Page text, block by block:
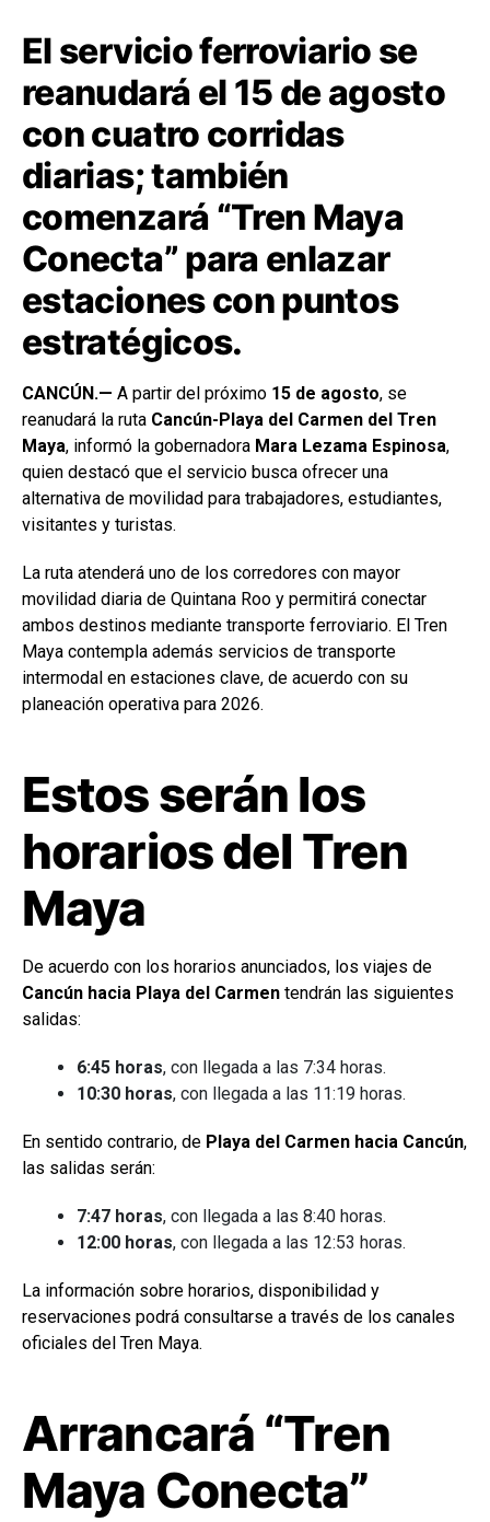
El servicio ferroviario se
reanudará el 15 de agosto
con cuatro corridas
diarias; también
comenzará “Tren Maya
Conecta” para enlazar
estaciones con puntos
estratégicos.
CANCÚN.— A partir del próximo 15 de agosto, se
reanudará la ruta Cancún-Playa del Carmen del Tren
Maya, informó la gobernadora Mara Lezama Espinosa,
quien destacó que el servicio busca ofrecer una
alternativa de movilidad para trabajadores, estudiantes,
visitantes y turistas.
La ruta atenderá uno de los corredores con mayor
movilidad diaria de Quintana Roo y permitirá conectar
ambos destinos mediante transporte ferroviario. El Tren
Maya contempla además servicios de transporte
intermodal en estaciones clave, de acuerdo con su
planeación operativa para 2026.
Estos serán los
horarios del Tren
Maya
De acuerdo con los horarios anunciados, los viajes de
Cancún hacia Playa del Carmen tendrán las siguientes
salidas:
6:45 horas, con llegada a las 7:34 horas.
10:30 horas, con llegada a las 11:19 horas.
En sentido contrario, de Playa del Carmen hacia Cancún,
las salidas serán:
7:47 horas, con llegada a las 8:40 horas.
12:00 horas, con llegada a las 12:53 horas.
La información sobre horarios, disponibilidad y
reservaciones podrá consultarse a través de los canales
oficiales del Tren Maya.
Arrancará “Tren
Maya Conecta”